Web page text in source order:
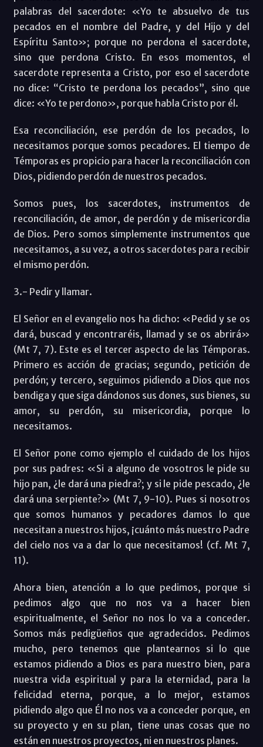
palabras del sacerdote: «Yo te absuelvo de tus
pecados en el nombre del Padre, y del Hijo y del
Espíritu Santo»; porque no perdona el sacerdote,
sino que perdona Cristo. En esos momentos, el
sacerdote representa a Cristo, por eso el sacerdote
no dice: “Cristo te perdona los pecados”, sino que
dice: «Yo te perdono», porque habla Cristo por él.
Esa reconciliación, ese perdón de los pecados, lo
necesitamos porque somos pecadores. El tiempo de
Témporas es propicio para hacer la reconciliación con
Dios, pidiendo perdón de nuestros pecados.
Somos pues, los sacerdotes, instrumentos de
reconciliación, de amor, de perdón y de misericordia
de Dios. Pero somos simplemente instrumentos que
necesitamos, a su vez, a otros sacerdotes para recibir
el mismo perdón.
3.- Pedir y llamar.
El Señor en el evangelio nos ha dicho: «Pedid y se os
dará, buscad y encontraréis, llamad y se os abrirá»
(Mt 7, 7). Este es el tercer aspecto de las Témporas.
Primero es acción de gracias; segundo, petición de
perdón; y tercero, seguimos pidiendo a Dios que nos
bendiga y que siga dándonos sus dones, sus bienes, su
amor, su perdón, su misericordia, porque lo
necesitamos.
El Señor pone como ejemplo el cuidado de los hijos
por sus padres: «Si a alguno de vosotros le pide su
hijo pan, ¿le dará una piedra?; y si le pide pescado, ¿le
dará una serpiente?» (Mt 7, 9-10). Pues si nosotros
que somos humanos y pecadores damos lo que
necesitan a nuestros hijos, ¡cuánto más nuestro Padre
del cielo nos va a dar lo que necesitamos! (cf. Mt 7,
11).
Ahora bien, atención a lo que pedimos, porque si
pedimos algo que no nos va a hacer bien
espiritualmente, el Señor no nos lo va a conceder.
Somos más pedigüeños que agradecidos. Pedimos
mucho, pero tenemos que plantearnos si lo que
estamos pidiendo a Dios es para nuestro bien, para
nuestra vida espiritual y para la eternidad, para la
felicidad eterna, porque, a lo mejor, estamos
pidiendo algo que Él no nos va a conceder porque, en
su proyecto y en su plan, tiene unas cosas que no
están en nuestros proyectos, ni en nuestros planes.